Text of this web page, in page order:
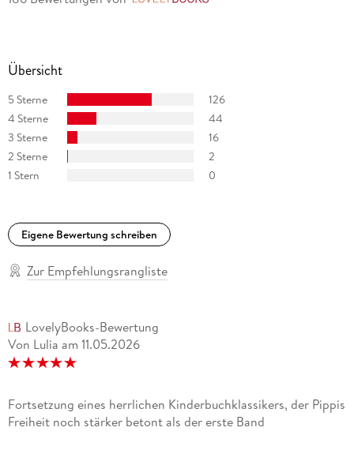
Übersicht
5 Sterne
126
4 Sterne
44
3 Sterne
16
2 Sterne
2
1 Stern
0
Eigene Bewertung schreiben
Zur Empfehlungsrangliste
LovelyBooks-Bewertung
Von Lulia am 11.05.2026
Fortsetzung eines herrlichen Kinderbuchklassikers, der Pippis
Freiheit noch stärker betont als der erste Band